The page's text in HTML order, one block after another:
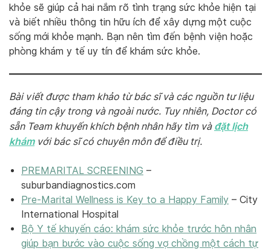
khỏe sẽ giúp cả hai nắm rõ tình trạng sức khỏe hiện tại
và biết nhiều thông tin hữu ích để xây dựng một cuộc
sống mới khỏe mạnh. Bạn nên tìm đến bệnh viện hoặc
phòng khám y tế uy tín để khám sức khỏe.
Bài viết được tham khảo từ bác sĩ và các nguồn tư liệu
đáng tin cậy trong và ngoài nước. Tuy nhiên, Doctor có
sẵn Team khuyến khích bệnh nhân hãy tìm và đặt lịch
khámvới bác sĩ có chuyên môn để điều trị.
PREMARITAL SCREENING –
suburbandiagnostics.com
Pre-Marital Wellness is Key to a Happy Family – City
International Hospital
Bộ Y tế khuyến cáo: khám sức khỏe trước hôn nhân
giúp bạn bước vào cuộc sống vợ chồng một cách tự